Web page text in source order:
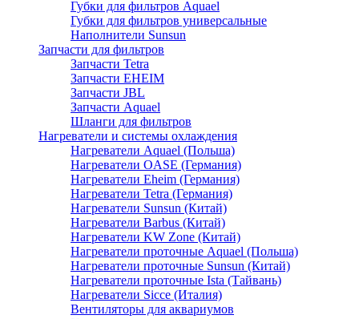
Губки для фильтров Aquael
Губки для фильтров универсальные
Наполнители Sunsun
Запчасти для фильтров
Запчасти Tetra
Запчасти EHEIM
Запчасти JBL
Запчасти Aquael
Шланги для фильтров
Нагреватели и системы охлаждения
Нагреватели Aquael (Польша)
Нагреватели OASE (Германия)
Нагреватели Eheim (Германия)
Нагреватели Tetra (Германия)
Нагреватели Sunsun (Китай)
Нагреватели Barbus (Китай)
Нагреватели KW Zone (Китай)
Нагреватели проточные Aquael (Польша)
Нагреватели проточные Sunsun (Китай)
Нагреватели проточные Ista (Тайвань)
Нагреватели Sicce (Италия)
Вентиляторы для аквариумов